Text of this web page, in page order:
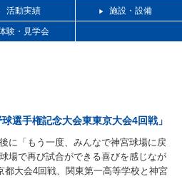
活動実績 施設・設備
験・見学会
選手権記念大会東東京大会4回戦」
に「もう一度、みんなで神宮球場に戻
場で再び試合ができる喜びを感じなが
都大会4回戦、関東第一高等学校と神宮